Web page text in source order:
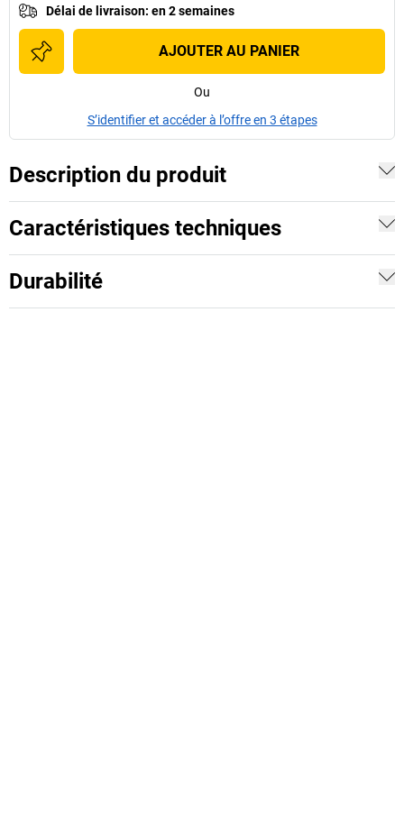
Délai de livraison: en 2 semaines
AJOUTER AU PANIER
Ou
S’identifier et accéder à l’offre en 3 étapes
Description du produit
Caractéristiques techniques
Durabilité